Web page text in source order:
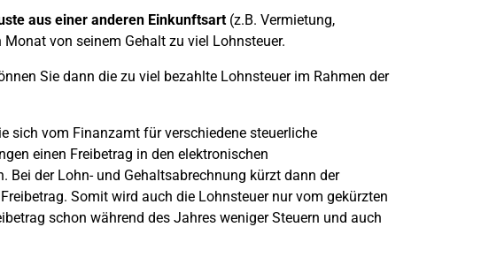
aus einer anderen Einkunftsart(z.B. Vermietung,
von seinem Gehalt zu viel Lohnsteuer.
Sie dann die zu viel bezahlte Lohnsteuer im Rahmen der
sich vom Finanzamt für verschiedene steuerliche
einen Freibetrag in den elektronischen
der Lohn- und Gehaltsabrechnung kürzt dann der
Somit wird auch die Lohnsteuer nur vom gekürzten
schon während des Jahres weniger Steuern und auch